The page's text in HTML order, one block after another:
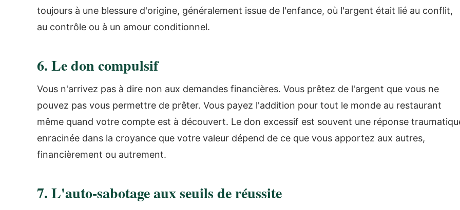
toujours à une blessure d'origine, généralement issue de l'enfance, où l'argent était lié au conflit,
au contrôle ou à un amour conditionnel.
6. Le don compulsif
Vous n'arrivez pas à dire non aux demandes financières. Vous prêtez de l'argent que vous ne
pouvez pas vous permettre de prêter. Vous payez l'addition pour tout le monde au restaurant
même quand votre compte est à découvert. Le don excessif est souvent une réponse
enracinée dans la croyance que votre valeur dépend de ce que vous apportez aux autres,
financièrement ou autrement.
7. L'auto-sabotage aux seuils de réussite